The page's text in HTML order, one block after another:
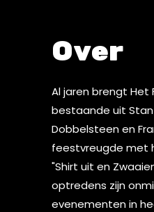
Over
Al jaren brengt Het
bestaande uit
Dobbelsteen en
feestvreugde met
"Shirt uit en
optredens zijn
evenementen in